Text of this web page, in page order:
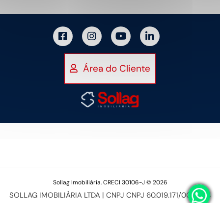
Área do Cliente
Sollag Imobiliária. CRECI 30106-J © 2026
SOLLAG IMOBILIÁRIA LTDA | CNPJ CNPJ 60.019.171/0001-94